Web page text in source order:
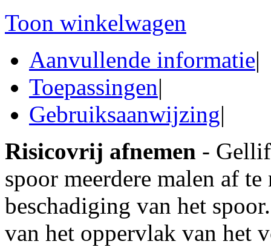
Toon winkelwagen
Aanvullende informatie|
Toepassingen|
Gebruiksaanwijzing|
Risicovrij afnemen -
spoor meerdere malen af
beschadiging van het
van het oppervlak van het